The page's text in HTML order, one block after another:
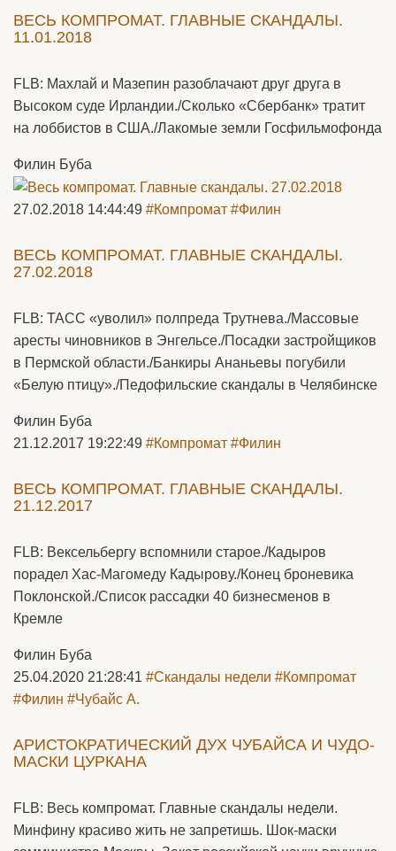
ВЕСЬ КОМПРОМАТ. ГЛАВНЫЕ СКАНДАЛЫ.
11.01.2018
FLB: Махлай и Мазепин разоблачают друг друга в
Высоком суде Ирландии./Сколько «Сбербанк» тратит
на лоббистов в США./Лакомые земли Госфильмофонда
Филин Буба
27.02.2018 14:44:49 #Компромат #Филин
ВЕСЬ КОМПРОМАТ. ГЛАВНЫЕ СКАНДАЛЫ.
27.02.2018
FLB: ТАСС «уволил» полпреда Трутнева./Массовые
аресты чиновников в Энгельсе./Посадки застройщиков
в Пермской области./Банкиры Ананьевы погубили
«Белую птицу»./Педофильские скандалы в Челябинске
Филин Буба
21.12.2017 19:22:49 #Компромат #Филин
ВЕСЬ КОМПРОМАТ. ГЛАВНЫЕ СКАНДАЛЫ.
21.12.2017
FLB: Вексельбергу вспомнили старое./Кадыров
порадел Хас-Магомеду Кадырову./Конец броневика
Поклонской./Список рассадки 40 бизнесменов в
Кремле
Филин Буба
25.04.2020 21:28:41 #Скандалы недели #Компромат
#Филин #Чубайс А.
АРИСТОКРАТИЧЕСКИЙ ДУХ ЧУБАЙСА И ЧУДО-
МАСКИ ЦУРКАНА
FLB: Весь компромат. Главные скандалы недели.
Минфину красиво жить не запретишь. Шок-маски